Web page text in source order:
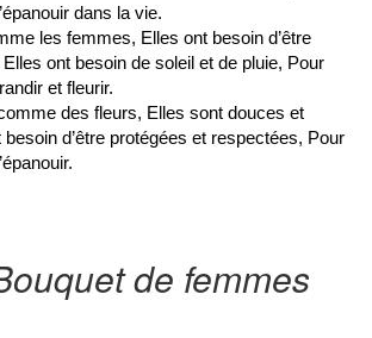
dans la vie.
les femmes, Elles ont besoin d’être
ont besoin de soleil et de pluie, Pour
et fleurir.
des fleurs, Elles sont douces et
d’être protégées et respectées, Pour
de femmes